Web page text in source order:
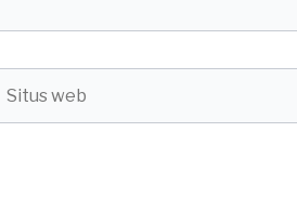
web